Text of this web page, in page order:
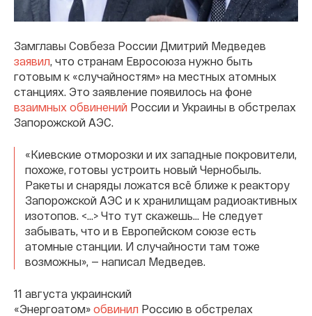
Замглавы Совбеза России Дмитрий Медведев
заявил , что странам Евросоюза нужно быть
готовым к «случайностям» на местных атомных
станциях. Это заявление появилось на фоне
взаимных обвинений России и Украины в обстрелах
Запорожской АЭС.
«Киевские отморозки и их западные покровители,
похоже, готовы устроить новый Чернобыль.
Ракеты и снаряды ложатся всё ближе к реактору
Запорожской АЭС и к хранилищам радиоактивных
изотопов. <...> Что тут скажешь… Не следует
забывать, что и в Европейском союзе есть
атомные станции. И случайности там тоже
возможны», — написал Медведев.
11 августа украинский
«Энергоатом» обвинил Россию в обстрелах